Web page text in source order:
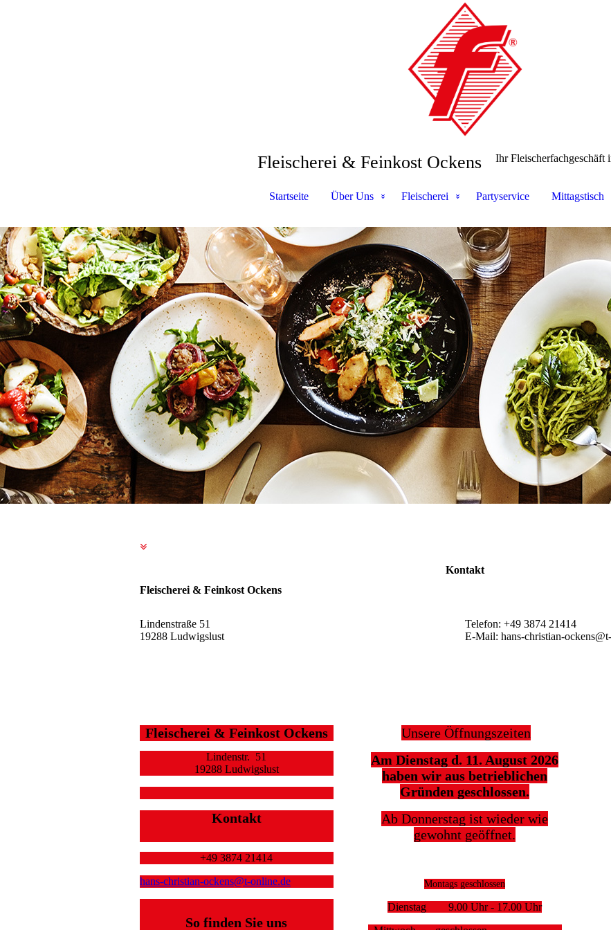
Fleischerei & Feinkost Ockens Ihr Fleischerfachgeschäft
Startseite Über Uns Fleischerei Partyservice Mittagstisch
Kontakt
Fleischerei & Feinkost Ockens
Lindenstraße 51
19288 Ludwigslust
Telefon: +49 3874 21414
E-Mail: hans-christian-
Fleischerei & Feinkost Ockens
Lindenstr. 51
19288 Ludwigslust
Kontakt
+49 3874 21414
hans-christian-ockens@t-online.de
So finden Sie uns
Unsere Öffnungszeiten
Am Dienstag d. 11. August 2026
haben wir aus betrieblichen
Gründen geschlossen.
Ab Donnerstag ist wieder wie
gewohnt geöffnet.
Montags geschlossen
Dienstag 9.00 Uhr - 17.00 Uhr